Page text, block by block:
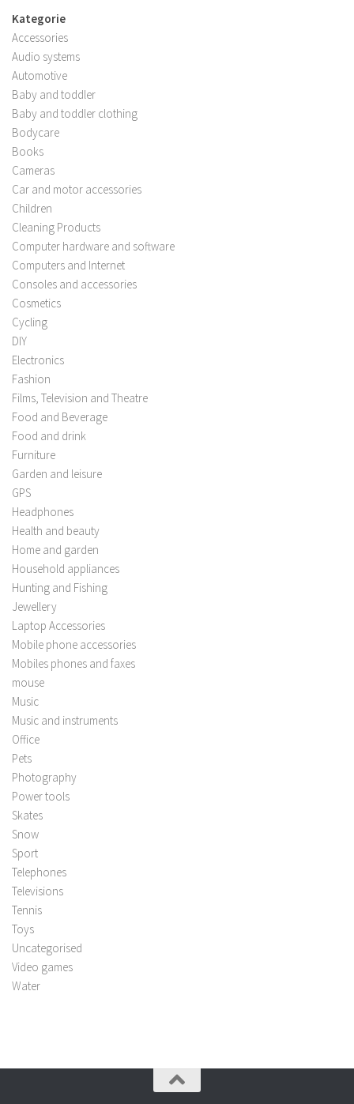
Kategorie
Accessories
Audio systems
Automotive
Baby and toddler
Baby and toddler clothing
Bodycare
Books
Cameras
Car and motor accessories
Children
Cleaning Products
Computer hardware and software
Computers and Internet
Consoles and accessories
Cosmetics
Cycling
DIY
Electronics
Fashion
Films, Television and Theatre
Food and Beverage
Food and drink
Furniture
Garden and leisure
GPS
Headphones
Health and beauty
Home and garden
Household appliances
Hunting and Fishing
Jewellery
Laptop Accessories
Mobile phone accessories
Mobiles phones and faxes
mouse
Music
Music and instruments
Office
Pets
Photography
Power tools
Skates
Snow
Sport
Telephones
Televisions
Tennis
Toys
Uncategorised
Video games
Water